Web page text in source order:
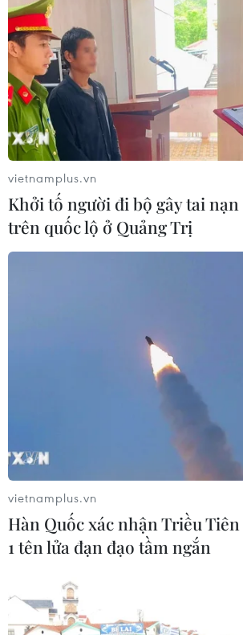
vietnamplus.vn
Khởi tố người đi bộ gây tai
trên quốc lộ ở Quảng Trị
vietnamplus.vn
Hàn Quốc xác nhận Triều
1 tên lửa đạn đạo tầm ngắn